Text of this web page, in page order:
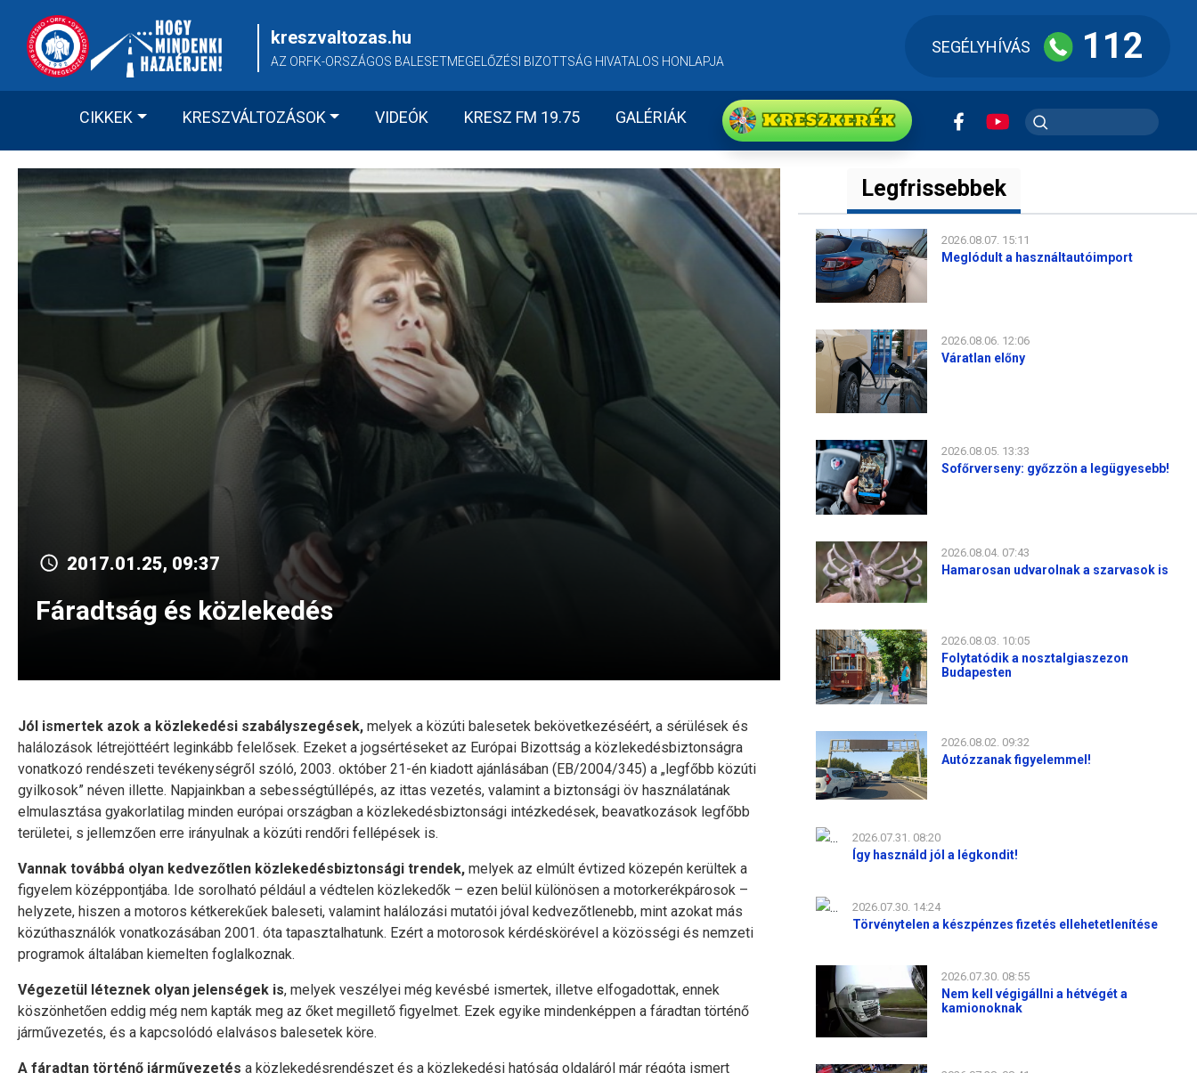
content
kreszvaltozas.hu
AZ ORFK-ORSZÁGOS BALESETMEGELŐZÉSI BIZOTTSÁG HIVATALOS HONLAPJA
SEGÉLYHÍVÁS 112
CIKKEK KRESZVÁLTOZÁSOK VIDEÓK KRESZ FM 19.75 GALÉRIÁK KRESZkerék
2017.01.25, 09:37
Fáradtság és közlekedés
Jól ismertek azok a közlekedési szabályszegések, melyek a közúti balesetek bekövetkezéséért, a sérülések és
halálozások létrejöttéért leginkább felelősek. Ezeket a jogsértéseket az Európai Bizottság a közlekedésbiztonságra
vonatkozó rendészeti tevékenységről szóló, 2003. október 21-én kiadott ajánlásában (EB/2004/345) a „legfőbb közúti
gyilkosok” néven illette. Napjainkban a sebességtúllépés, az ittas vezetés, valamint a biztonsági öv használatának
elmulasztása gyakorlatilag minden európai országban a közlekedésbiztonsági intézkedések, beavatkozások legfőbb
területei, s jellemzően erre irányulnak a közúti rendőri fellépések is.
Vannak továbbá olyan kedvezőtlen közlekedésbiztonsági trendek, melyek az elmúlt évtized közepén kerültek a
figyelem középpontjába. Ide sorolható például a védtelen közlekedők – ezen belül különösen a motorkerékpárosok –
helyzete, hiszen a motoros kétkerekűek baleseti, valamint halálozási mutatói jóval kedvezőtlenebb, mint azokat más
közúthasználók vonatkozásában 2001. óta tapasztalhatunk. Ezért a motorosok kérdéskörével a közösségi és nemzeti
programok általában kiemelten foglalkoznak.
Végezetül léteznek olyan jelenségek is, melyek veszélyei még kevésbé ismertek, illetve elfogadottak, ennek
köszönhetően eddig még nem kapták meg az őket megillető figyelmet. Ezek egyike mindenképpen a fáradtan történő
járművezetés, és a kapcsolódó elalvásos balesetek köre.
A fáradtan történő járművezetés a közlekedésrendészet és a közlekedési hatóság oldaláról már régóta ismert
Legfrissebbek
2026.08.07. 15:11
Meglódult a használtautóimport
2026.08.06. 12:06
Váratlan előny
2026.08.05. 13:33
Sofőrverseny: győzzön a legügyesebb!
2026.08.04. 07:43
Hamarosan udvarolnak a szarvasok is
2026.08.03. 10:05
Folytatódik a nosztalgiaszezon
Budapesten
2026.08.02. 09:32
Autózzanak figyelemmel!
2026.07.31. 08:20
Így használd jól a légkondit!
2026.07.30. 14:24
Törvénytelen a készpénzes fizetés ellehetetlenítése
2026.07.30. 08:55
Nem kell végigállni a hétvégét a
kamionoknak